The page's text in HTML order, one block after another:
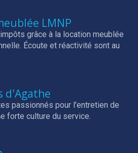
LMNP
grâce à la location meublée
Écoute et réactivité sont au
d'Agathe
passionnés pour l'entretien de
forte culture du service.